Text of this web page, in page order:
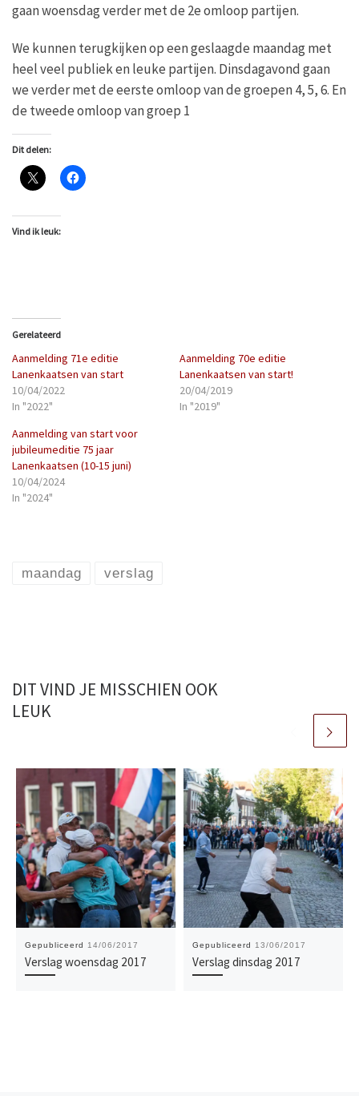
gaan woensdag verder met de 2e omloop partijen.
We kunnen terugkijken op een geslaagde maandag met
heel veel publiek en leuke partijen. Dinsdagavond gaan
we verder met de eerste omloop van de groepen 4, 5, 6. En
de tweede omloop van groep 1
Dit delen:
Vind ik leuk:
Gerelateerd
Aanmelding 71e editie
Lanenkaatsen van start
10/04/2022
In "2022"
Aanmelding 70e editie
Lanenkaatsen van start!
20/04/2019
In "2019"
Aanmelding van start voor
jubileumeditie 75 jaar
Lanenkaatsen (10-15 juni)
10/04/2024
In "2024"
maandag verslag
DIT VIND JE MISSCHIEN OOK
LEUK
Gepubliceerd 14/06/2017
Verslag woensdag 2017
Gepubliceerd 13/06/2017
Verslag dinsdag 2017